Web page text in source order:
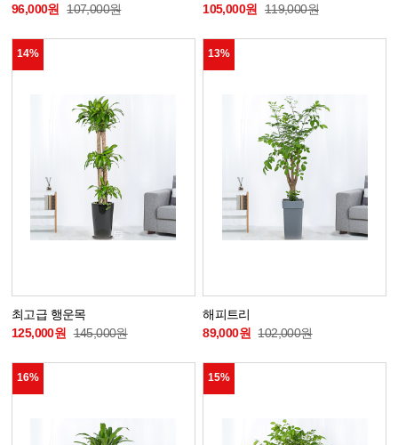
96,000원 107,000원
105,000원 119,000원
14%
최고급 행운목
125,000원
145,000원
13%
해피트리
89,000원
102,000원
16% 15%